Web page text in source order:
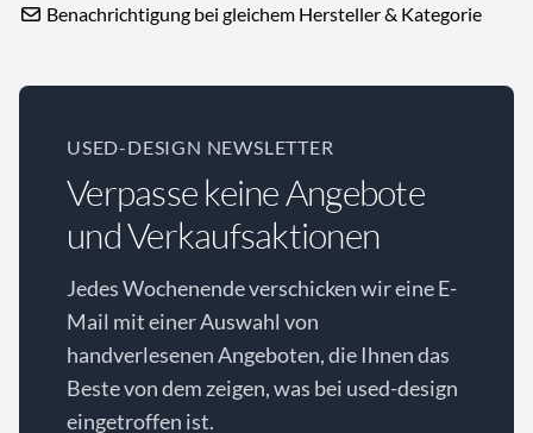
Benachrichtigung bei gleichem Hersteller & Kategorie
USED-DESIGN NEWSLETTER
Verpasse keine Angebote
und Verkaufsaktionen
Jedes Wochenende verschicken wir eine E-
Mail mit einer Auswahl von
handverlesenen Angeboten, die Ihnen das
Beste von dem zeigen, was bei used-design
eingetroffen ist.